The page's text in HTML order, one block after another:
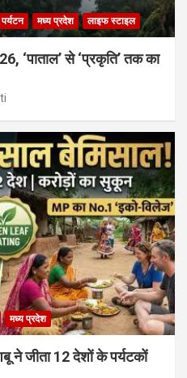
पर्यटन मध्य प्रदेश लाइफ स्टाइल
‘पाताल’ से ‘प्रकृति’ तक का
मध्य प्रदेश
ने जीता 12 देशों के पर्यटकों